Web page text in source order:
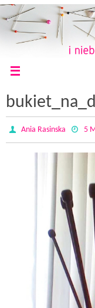
Ania Rasinska 5